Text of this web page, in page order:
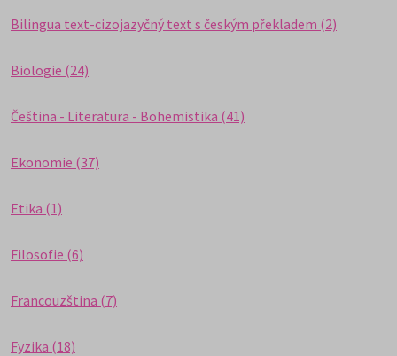
Bilingua text-cizojazyčný text s českým překladem (2)
Biologie (24)
Čeština - Literatura - Bohemistika (41)
Ekonomie (37)
Etika (1)
Filosofie (6)
Francouzština (7)
Fyzika (18)